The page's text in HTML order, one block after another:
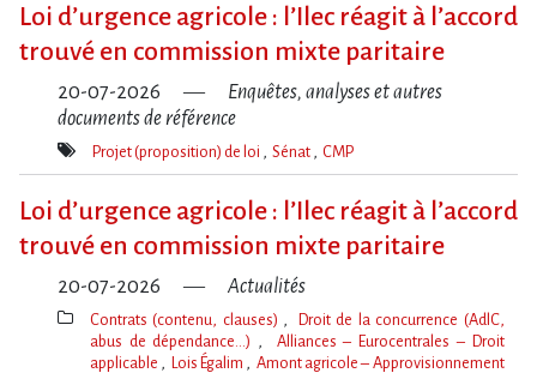
Loi d​‌’urgence agricole : l​‌’Ilec réagit à l​‌’accord
trouvé en commission mixte paritaire
20-07-2026
Enquêtes, analyses et autres
documents de référence
Mot(s)-
Projet (proposition) de loi Sénat CMP
Loi d​‌’urgence agricole : l​‌’Ilec réagit à l​‌’accord
trouvé en commission mixte paritaire
20-07-2026 Actualités
Contrats (contenu, clauses)
Droit de la concurrence (AdlC,
abus de dépendance…)
Alliances – Eurocentrales – Droit
applicable
Lois Égalim
Amont agricole – Approvisionnement